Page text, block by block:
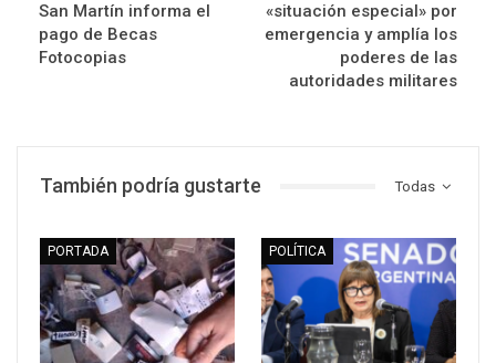
San Martín informa el
pago de Becas
Fotocopias
«situación especial» por
emergencia y amplía los
poderes de las
autoridades militares
Todas
También podría gustarte
PORTADA POLÍTICA